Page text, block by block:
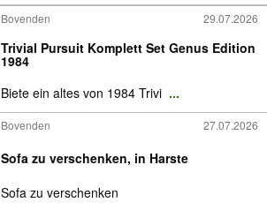
Bovenden 29.07.2026
Trivial Pursuit Komplett Set Genus Edition
1984
Biete ein altes von 1984 Trivi ...
Bovenden 27.07.2026
Sofa zu verschenken, in Harste
Sofa zu verschenken